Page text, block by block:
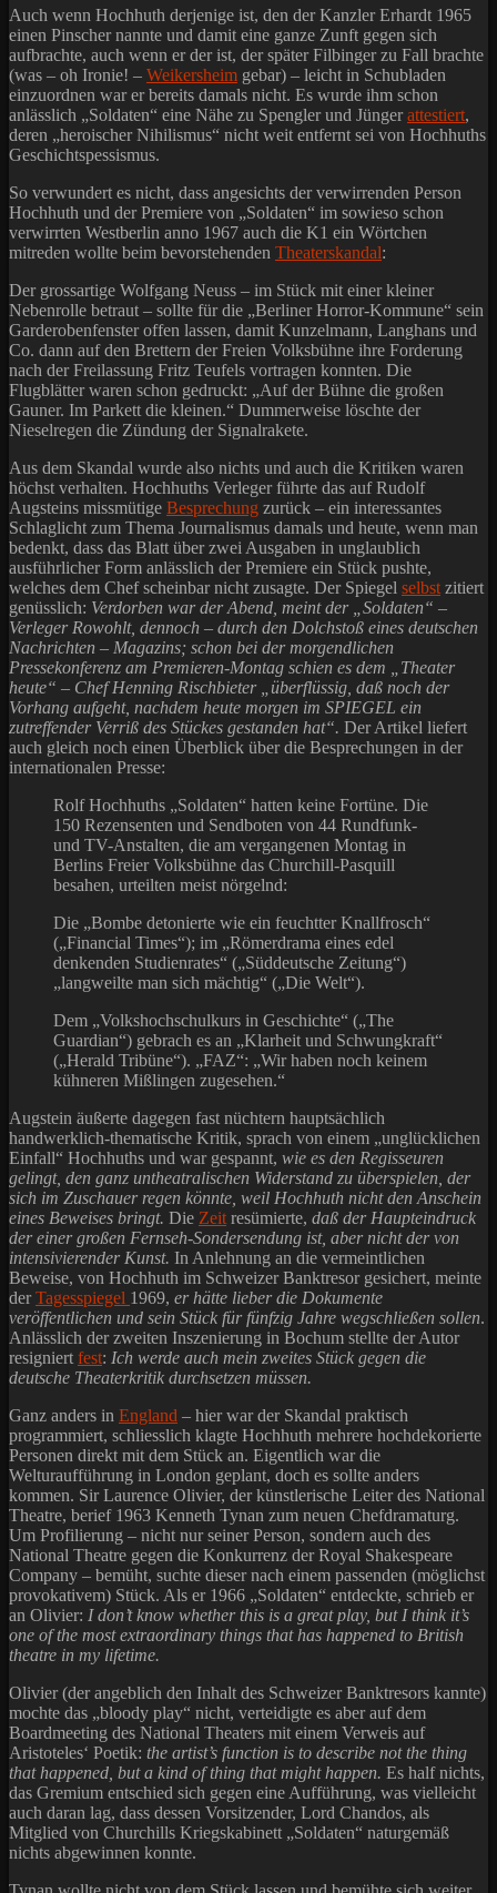
Auch wenn Hochhuth derjenige ist, den der Kanzler Erhardt 1965
einen Pinscher nannte und damit eine ganze Zunft gegen sich
aufbrachte, auch wenn er der ist, der später Filbinger zu Fall brachte
(was – oh Ironie! – Weikersheim gebar) – leicht in Schubladen
einzuordnen war er bereits damals nicht. Es wurde ihm schon
anlässlich „Soldaten“ eine Nähe zu Spengler und Jüngerattestiert,
deren „heroischer Nihilismus“ nicht weit entfernt sei von Hochhuths
Geschichtspessismus.
So verwundert es nicht, dass angesichts der verwirrenden Person
Hochhuth und der Premiere von „Soldaten“ im sowieso schon
verwirrten Westberlin anno 1967 auch die K1 ein Wörtchen
mitreden wollte beim bevorstehenden Theaterskandal:
Der grossartige Wolfgang Neuss – im Stück mit einer kleiner
Nebenrolle betraut – sollte für die „Berliner Horror-Kommune“ sein
Garderobenfenster offen lassen, damit Kunzelmann, Langhans und
Co. dann auf den Brettern der Freien Volksbühne ihre Forderung
nach der Freilassung Fritz Teufels vortragen konnten. Die
Flugblätter waren schon gedruckt: „Auf der Bühne die großen
Gauner. Im Parkett die kleinen.“ Dummerweise löschte der
Nieselregen die Zündung der Signalrakete.
Aus dem Skandal wurde also nichts und auch die Kritiken waren
höchst verhalten. Hochhuths Verleger führte das auf Rudolf
Augsteins missmütige Besprechung zurück – ein interessantes
Schlaglicht zum Thema Journalismus damals und heute, wenn man
bedenkt, dass das Blatt über zwei Ausgaben in unglaublich
ausführlicher Form anlässlich der Premiere ein Stück pushte,
welches dem Chef scheinbar nicht zusagte. Der Spiegel selbst zitiert
genüsslich: Verdorben war der Abend, meint der „Soldaten“ –
Verleger Rowohlt, dennoch – durch den Dolchstoß eines deutschen
Nachrichten – Magazins; schon bei der morgendlichen
Pressekonferenz am Premieren-Montag schien es dem „Theater
heute“ – Chef Henning Rischbieter „überflüssig, daß noch der
Vorhang aufgeht, nachdem heute morgen im SPIEGEL ein
zutreffender Verriß des Stückes gestanden hat“. Der Artikel liefert
auch gleich noch einen Überblick über die Besprechungen in der
internationalen Presse:
Rolf Hochhuths „Soldaten“ hatten keine Fortüne. Die
150 Rezensenten und Sendboten von 44 Rundfunk-
und TV-Anstalten, die am vergangenen Montag in
Berlins Freier Volksbühne das Churchill-Pasquill
besahen, urteilten meist nörgelnd:
Die „Bombe detonierte wie ein feuchtter Knallfrosch“
(„Financial Times“); im „Römerdrama eines edel
denkenden Studienrates“ („Süddeutsche Zeitung“)
„langweilte man sich mächtig“ („Die Welt“).
Dem „Volkshochschulkurs in Geschichte“ („The
Guardian“) gebrach es an „Klarheit und Schwungkraft“
(„Herald Tribüne“). „FAZ“: „Wir haben noch keinem
kühneren Mißlingen zugesehen.“
Augstein äußerte dagegen fast nüchtern hauptsächlich
handwerklich-thematische Kritik, sprach von einem „unglücklichen
Einfall“ Hochhuths und war gespannt, wie es den Regisseuren
gelingt, den ganz untheatralischen Widerstand zu überspielen, der
sich im Zuschauer regen könnte, weil Hochhuth nicht den Anschein
eines Beweises bringt. Die Zeit resümierte, daß der Haupteindruck
der einer großen Fernseh-Sondersendung ist, aber nicht der von
intensivierender Kunst. In Anlehnung an die vermeintlichen
Beweise, von Hochhuth im Schweizer Banktresor gesichert, meinte
derTagesspiegel 1969, er hätte lieber die Dokumente
veröffentlichen und sein Stück für fünfzig Jahre wegschließen sollen.
Anlässlich der zweiten Inszenierung in Bochum stellte der Autor
resigniert fest: Ich werde auch mein zweites Stück gegen die
deutsche Theaterkritik durchsetzen müssen.
Ganz anders in England – hier war der Skandal praktisch
programmiert, schliesslich klagte Hochhuth mehrere hochdekorierte
Personen direkt mit dem Stück an. Eigentlich war die
Welturaufführung in London geplant, doch es sollte anders
kommen. Sir Laurence Olivier, der künstlerische Leiter des National
Theatre, berief 1963 Kenneth Tynan zum neuen Chefdramaturg.
Um Profilierung – nicht nur seiner Person, sondern auch des
National Theatre gegen die Konkurrenz der Royal Shakespeare
Company – bemüht, suchte dieser nach einem passenden (möglichst
provokativem) Stück. Als er 1966 „Soldaten“ entdeckte, schrieb er
an Olivier: I don’t know whether this is a great play, but I think it’s
one of the most extraordinary things that has happened to British
theatre in my lifetime.
Olivier (der angeblich den Inhalt des Schweizer Banktresors kannte)
mochte das „bloody play“ nicht, verteidigte es aber auf dem
Boardmeeting des National Theaters mit einem Verweis auf
Aristoteles‘ Poetik: the artist’s function is to describe not the thing
that happened, but a kind of thing that might happen. Es half nichts,
das Gremium entschied sich gegen eine Aufführung, was vielleicht
auch daran lag, dass dessen Vorsitzender, Lord Chandos, als
Mitglied von Churchills Kriegskabinett „Soldaten“ naturgemäß
nichts abgewinnen konnte.